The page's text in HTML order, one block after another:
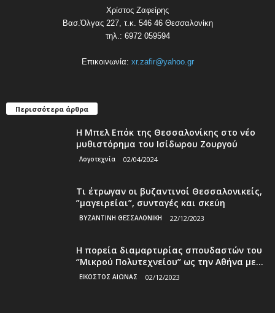
Χρίστος Ζαφείρης
Βασ.Όλγας 227, τ.κ. 546 46 Θεσσαλονίκη
τηλ.: 6972 059594
Επικοινωνία: xr.zafir@yahoo.gr
Περισσότερα άρθρα
Η Μπελ Επόκ της Θεσσαλονίκης στο νέο
μυθιστόρημα του Ισίδωρου Ζουργού
Λογοτεχνία 02/04/2024
Τι έτρωγαν οι βυζαντινοί Θεσσαλονικείς,
”μαγειρείαι”, συνταγές και σκεύη
ΒΥΖΑΝΤΙΝΗ ΘΕΣΣΑΛΟΝΙΚΗ 22/12/2023
Η πορεία διαμαρτυρίας σπουδαστών του
‘’Μικρού Πολυτεχνείου’’ ως την Αθήνα με...
ΕΙΚΟΣΤΟΣ ΑΙΩΝΑΣ 02/12/2023